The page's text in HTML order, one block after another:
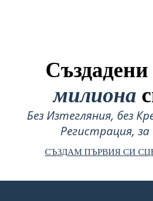
милиона
Без Изтегляния, без
Регистрация,
СЪЗДАМ ПЪРВИЯ СИ